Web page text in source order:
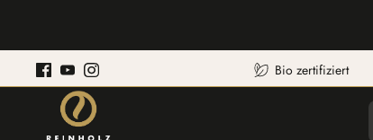
Bio zertifiziert